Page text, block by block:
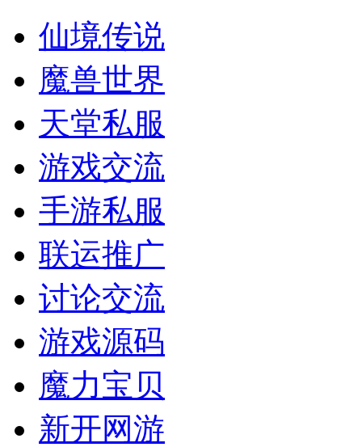
仙境传说
魔兽世界
天堂私服
游戏交流
手游私服
联运推广
讨论交流
游戏源码
魔力宝贝
新开网游